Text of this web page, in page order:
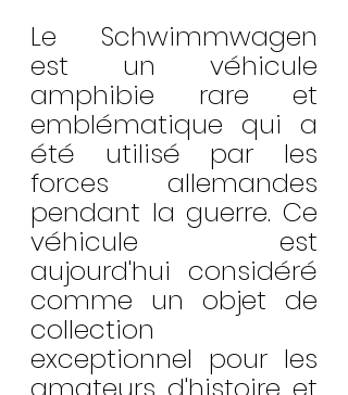
Le Schwimmwagen
est un véhicule
amphibie rare et
emblématique qui a
été utilisé par les
forces allemandes
pendant la guerre. Ce
véhicule est
aujourd'hui considéré
comme un objet de
collection
exceptionnel pour les
amateurs d'histoire et